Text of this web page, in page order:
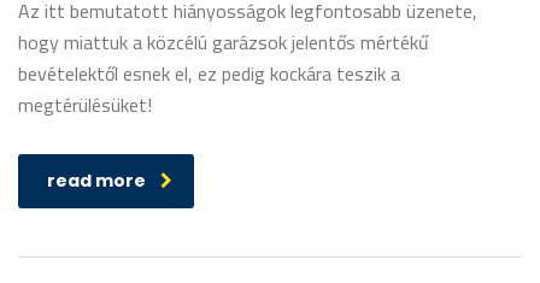
Az itt bemutatott hiányosságok legfontosabb üzenete,
hogy miattuk a közcélú garázsok jelentős mértékű
bevételektől esnek el, ez pedig kockára teszik a
megtérülésüket!
read more